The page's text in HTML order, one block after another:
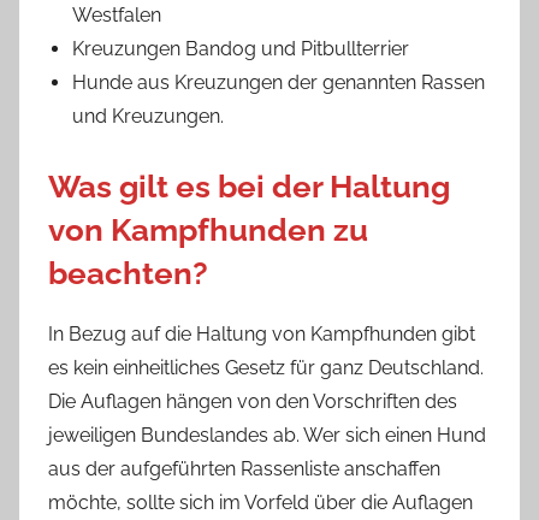
Westfalen
Kreuzungen Bandog und Pitbullterrier
Hunde aus Kreuzungen der genannten Rassen
und Kreuzungen.
Was gilt es bei der Haltung
von Kampfhunden zu
beachten?
In Bezug auf die Haltung von Kampfhunden gibt
es kein einheitliches Gesetz für ganz Deutschland.
Die Auflagen hängen von den Vorschriften des
jeweiligen Bundeslandes ab. Wer sich einen Hund
aus der aufgeführten Rassenliste anschaffen
möchte, sollte sich im Vorfeld über die Auflagen